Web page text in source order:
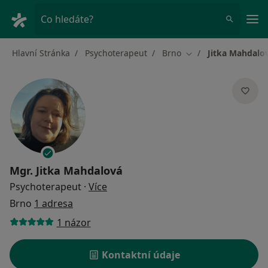
Co hledáte?
Hlavní Stránka Psychoterapeut Brno Změna města
Jitka
Mgr. Jitka Mahdalová
Psychoterapeut · Více
Brno 1 adresa
1 názor
Kontaktní údaje